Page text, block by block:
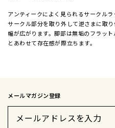
アンティークによく見られるサークルラ
サークル部分を取り外して逆さまに取
幅が広がります。脚部は無垢のフラッ
とあわせて存在感が際立ちます。
メールマガジン登録